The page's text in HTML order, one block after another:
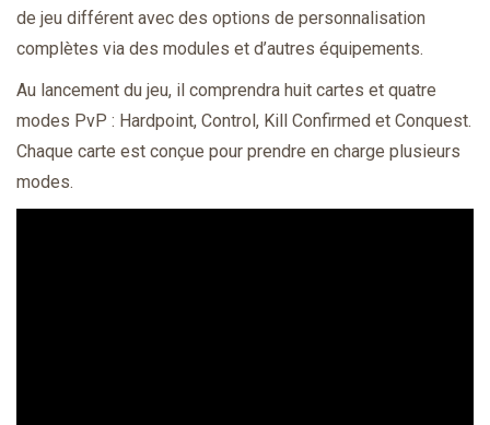
de jeu différent avec des options de personnalisation
complètes via des modules et d’autres équipements.
Au lancement du jeu, il comprendra huit cartes et quatre
modes PvP : Hardpoint, Control, Kill Confirmed et Conquest.
Chaque carte est conçue pour prendre en charge plusieurs
modes.